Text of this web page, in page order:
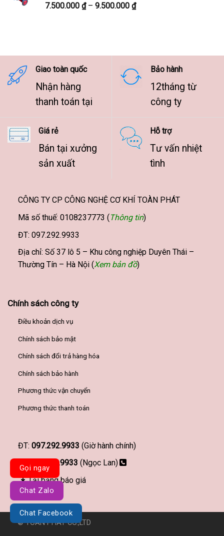
9.500.000 ₫
7.500.000 ₫ – 9.500.000 ₫Khoảng
9.500.000 ₫
Giao toàn quốc
Nhận hàng
thanh toán tại
Bảo hành
12tháng từ
công ty
Giá rẻ
Bán tại xưởng
sản xuất
Hỗ trợ
Tư vấn nhiệt
tình
CÔNG TY CP CÔNG NGHỆ CƠ KHÍ TOÀN PHÁT
Mã số thuế: 0108237773 (Thông tin)
ĐT: 097.292.9933
Địa chỉ: Số 37 lô 5 – Khu công nghiệp Duyên Thái –
Thường Tín – Hà Nội (Xem bản đồ)
Chính sách công ty
Điều khoản dịch vụ
Chính sách bảo mật
Chính sách đổi trả hàng hóa
Chính sách bảo hành
Phương thức vận chuyển
Phương thức thanh toán
ĐT: 097.292.9933 (Giờ hành chính)
097.292.9933 (Ngọc Lan)
Tải bảng báo giá
© TOÀN PHÁT CO.,LTD
Gọi ngay
Chat Zalo
Chat Facebook